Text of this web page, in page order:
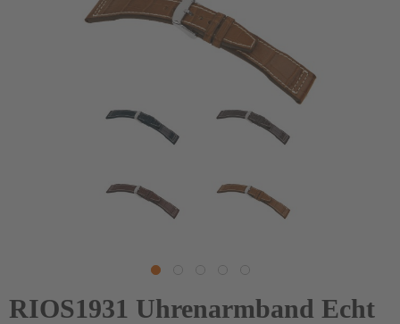
RIOS1931 Uhrenarmband Echt